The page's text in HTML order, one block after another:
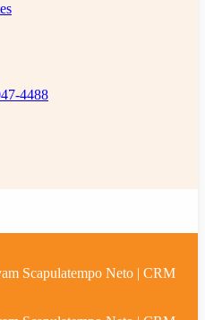
4488
Scapulatempo Neto | CRM